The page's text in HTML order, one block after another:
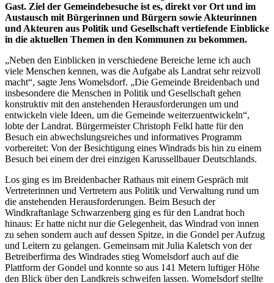
Gast. Ziel der Gemeindebesuche ist es, direkt vor Ort und im
Austausch mit Bürgerinnen und Bürgern sowie Akteurinnen
und Akteuren aus Politik und Gesellschaft vertiefende Einblicke
in die aktuellen Themen in den Kommunen zu bekommen.
„Neben den Einblicken in verschiedene Bereiche lerne ich auch
viele Menschen kennen, was die Aufgabe als Landrat sehr reizvoll
macht“, sagte Jens Womelsdorf. „Die Gemeinde Breidenbach und
insbesondere die Menschen in Politik und Gesellschaft gehen
konstruktiv mit den anstehenden Herausforderungen um und
entwickeln viele Ideen, um die Gemeinde weiterzuentwickeln“,
lobte der Landrat. Bürgermeister Christoph Felkl hatte für den
Besuch ein abwechslungsreiches und informatives Programm
vorbereitet: Von der Besichtigung eines Windrads bis hin zu einem
Besuch bei einem der drei einzigen Karussellbauer Deutschlands.
Los ging es im Breidenbacher Rathaus mit einem Gespräch mit
Vertreterinnen und Vertretern aus Politik und Verwaltung rund um
die anstehenden Herausforderungen. Beim Besuch der
Windkraftanlage Schwarzenberg ging es für den Landrat hoch
hinaus: Er hatte nicht nur die Gelegenheit, das Windrad von innen
zu sehen sondern auch auf dessen Spitze, in die Gondel per Aufzug
und Leitern zu gelangen. Gemeinsam mit Julia Kaletsch von der
Betreiberfirma des Windrades stieg Womelsdorf auch auf die
Plattform der Gondel und konnte so aus 141 Metern luftiger Höhe
den Blick über den Landkreis schweifen lassen. Womelsdorf stellte